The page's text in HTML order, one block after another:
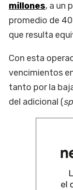
millones, a un
promedio de
que resulta
Con esta
vencimientos
tanto por la
del adicional (